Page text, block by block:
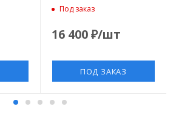
Под заказ
16 400₽/шт
ПОД ЗАКАЗ